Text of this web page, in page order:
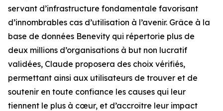
servant d’infrastructure fondamentale favorisant
d’innombrables cas d’utilisation à l’avenir. Grâce à la
base de données Benevity qui répertorie plus de
deux millions d’organisations à but non lucratif
validées, Claude proposera des choix vérifiés,
permettant ainsi aux utilisateurs de trouver et de
soutenir en toute confiance les causes qui leur
tiennent le plus à cœur, et d’accroître leur impact